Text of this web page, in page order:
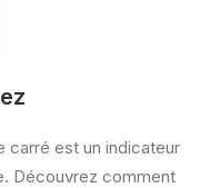
carré est un indicateur
Découvrez comment